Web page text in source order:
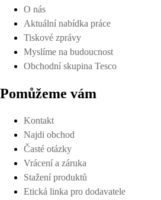
O nás
Aktuální nabídka práce
Tiskové zprávy
Myslíme na budoucnost
Obchodní skupina Tesco
Pomůžeme vám
Kontakt
Najdi obchod
Časté otázky
Vrácení a záruka
Stažení produktů
Etická linka pro dodavatele